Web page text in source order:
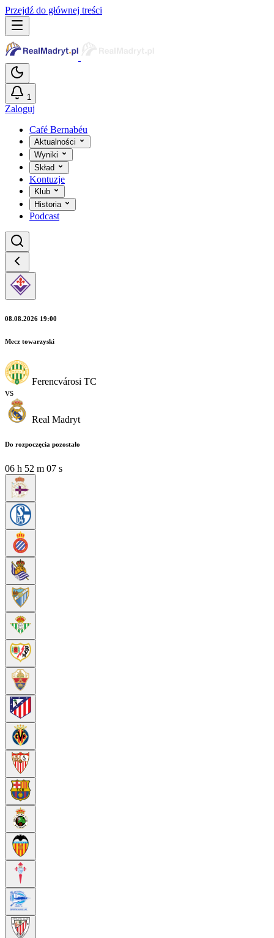
Przejdź do głównej treści
1
Zaloguj
Café Bernabéu
Aktualności
Wyniki
Skład
Kontuzje
Klub
Historia
Podcast
08.08.2026 19:00
Mecz towarzyski
Ferencvárosi TC
vs
Real Madryt
Do rozpoczęcia pozostało
06 h 52 m 07 s